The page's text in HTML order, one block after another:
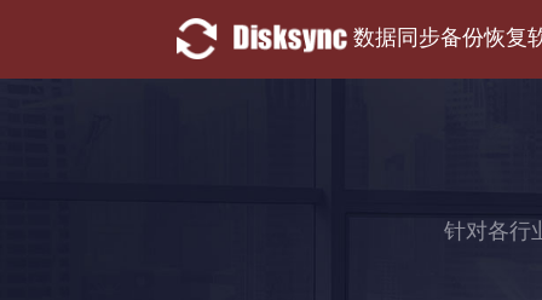
数据同步备份恢复
针对各行